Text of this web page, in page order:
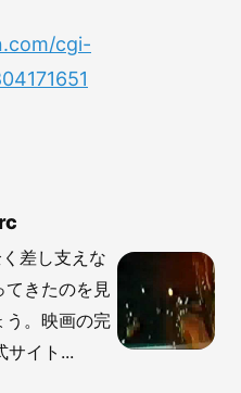
cgi-
差し支えな
てきたのを見
う。映画の完
サイト...